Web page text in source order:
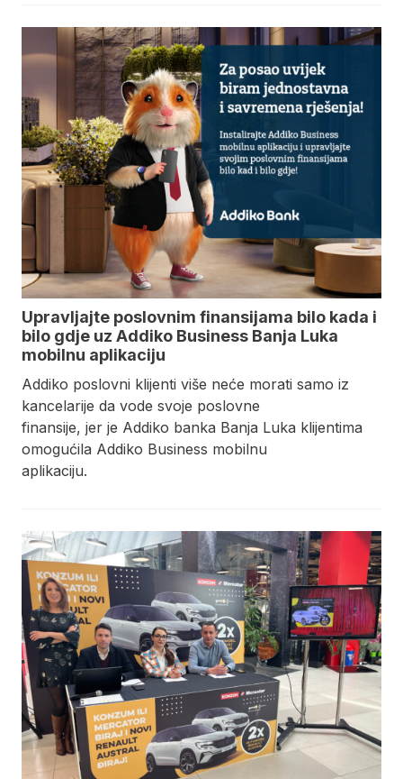
Upravljajte poslovnim finansijama bilo kada i
bilo gdje uz Addiko Business Banja Luka
mobilnu aplikaciju
Addiko poslovni klijenti više neće morati samo iz
kancelarije da vode svoje poslovne
finansije, jer je Addiko banka Banja Luka klijentima
omogućila Addiko Business mobilnu
aplikaciju.